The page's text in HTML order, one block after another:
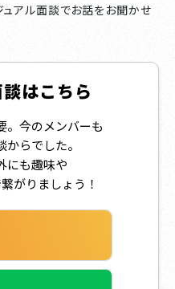
ュアル面談でお話をお聞かせ
はこちら
。今のメンバーも
らでした。
にも趣味や
がりましょう！